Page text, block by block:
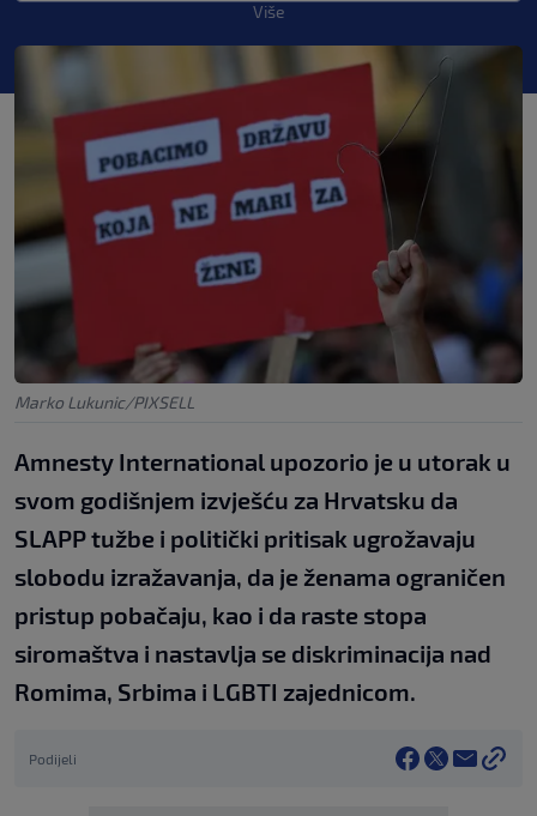
Više
Marko Lukunic/PIXSELL
Amnesty International upozorio je u utorak u
svom godišnjem izvješću za Hrvatsku da
SLAPP tužbe i politički pritisak ugrožavaju
slobodu izražavanja, da je ženama ograničen
pristup pobačaju, kao i da raste stopa
siromaštva i nastavlja se diskriminacija nad
Romima, Srbima i LGBTI zajednicom.
Podijeli